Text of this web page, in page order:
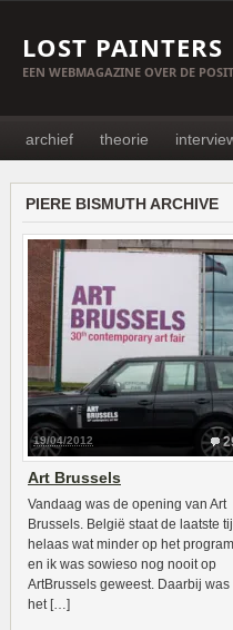
LOST PAINTERS
EEN WEBMAGAZINE OVER DE
archief theorie
PIERE BISMUTH ARCHIVE
19/04/2012
Art Brussels
Vandaag was de opening van Art
Brussels. België staat de laatste
helaas wat minder op het program
en ik was sowieso nog nooit op
ArtBrussels geweest. Daarbij was
het […]